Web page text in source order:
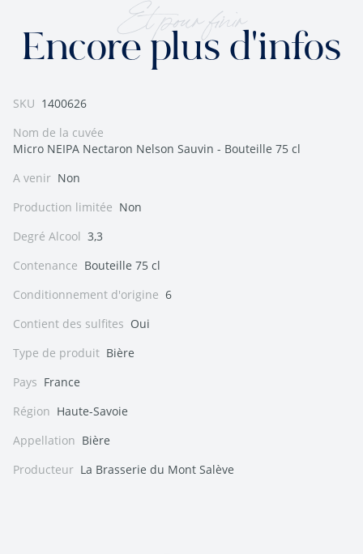
Et pour finir
Encore plus d'infos
SKU 1400626
Nom de la cuvée
Micro NEIPA Nectaron Nelson Sauvin - Bouteille 75 cl
A venir Non
Production limitée Non
Degré Alcool 3,3
Contenance Bouteille 75 cl
Conditionnement d'origine 6
Contient des sulfites Oui
Type de produit Bière
Pays France
Région Haute-Savoie
Appellation Bière
Producteur La Brasserie du Mont Salève